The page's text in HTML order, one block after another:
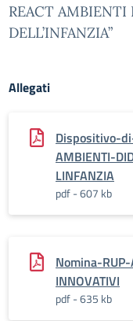
REACT
DELL’INFANZIA”
Allegati
Dispositivo-
AMBIENTI-
LINFANZIA
pdf - 607 kb
Nomina-
INNOVATIVI
pdf - 635 kb